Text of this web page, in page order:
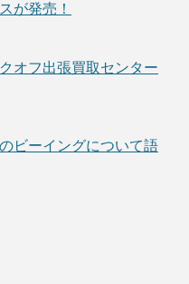
が発売！
オフ出張買取センター
ビーイングについて語